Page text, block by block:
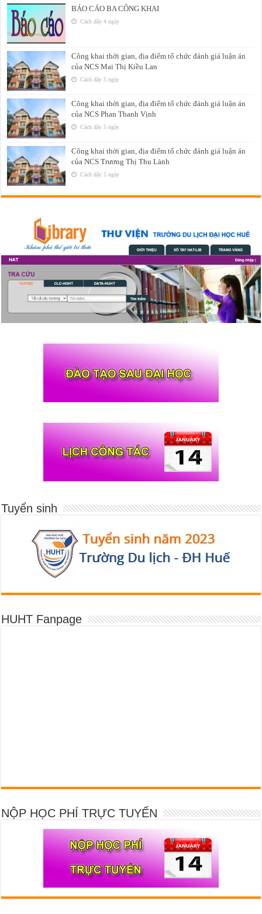
BÁO CÁO BA CÔNG KHAI
Cách đây 4 ngày
Công khai thời gian, địa điểm tổ chức đánh giá luận án
của NCS Mai Thị Kiều Lan
Cách đây 5 ngày
Công khai thời gian, địa điểm tổ chức đánh giá luận án
của NCS Phan Thanh Vịnh
Cách đây 5 ngày
Công khai thời gian, địa điểm tổ chức đánh giá luận án
của NCS Trương Thị Thu Lành
Cách đây 5 ngày
Tuyển sinh
HUHT Fanpage
NỘP HỌC PHÍ TRỰC TUYẾN